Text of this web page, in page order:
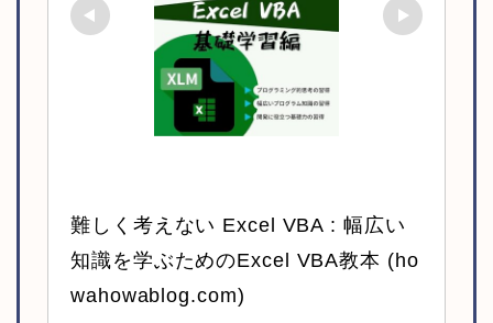
難しく考えない Excel VBA : 幅広い
知識を学ぶためのExcel VBA教本 (ho
wahowablog.com)